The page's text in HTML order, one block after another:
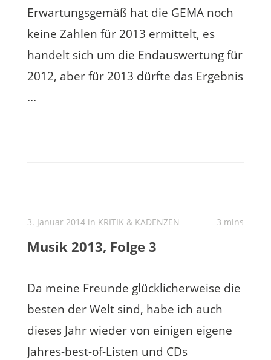
Erwartungsgemäß hat die GEMA noch
keine Zahlen für 2013 ermittelt, es
handelt sich um die Endauswertung für
2012, aber für 2013 dürfte das Ergebnis
...
3. Januar 2014 in KRITIK & KADENZEN 3 mins
Musik 2013, Folge 3
Da meine Freunde glücklicherweise die
besten der Welt sind, habe ich auch
dieses Jahr wieder von einigen eigene
Jahres-best-of-Listen und CDs